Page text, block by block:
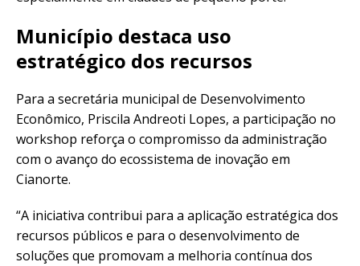
Município destaca uso
estratégico dos recursos
Para a secretária municipal de Desenvolvimento
Econômico, Priscila Andreoti Lopes, a participação no
workshop reforça o compromisso da administração
com o avanço do ecossistema de inovação em
Cianorte.
“A iniciativa contribui para a aplicação estratégica dos
recursos públicos e para o desenvolvimento de
soluções que promovam a melhoria contínua dos